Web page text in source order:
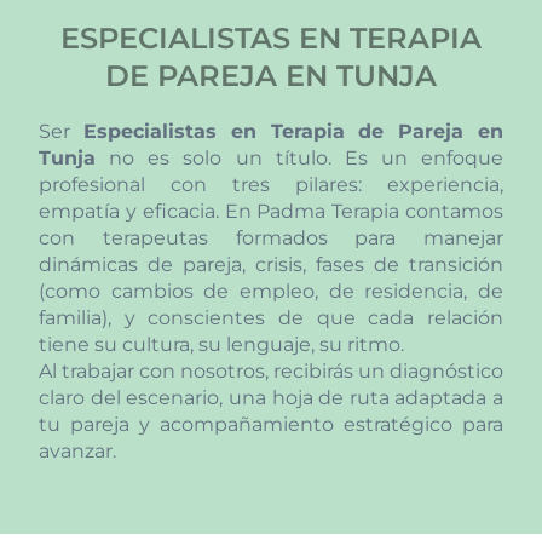
ESPECIALISTAS EN TERAPIA
DE PAREJA EN TUNJA
Ser Especialistas en Terapia de Pareja en
Tunja no es solo un título. Es un enfoque
profesional con tres pilares: experiencia,
empatía y eficacia. En Padma Terapia contamos
con terapeutas formados para manejar
dinámicas de pareja, crisis, fases de transición
(como cambios de empleo, de residencia, de
familia), y conscientes de que cada relación
tiene su cultura, su lenguaje, su ritmo.
Al trabajar con nosotros, recibirás un diagnóstico
claro del escenario, una hoja de ruta adaptada a
tu pareja y acompañamiento estratégico para
avanzar.